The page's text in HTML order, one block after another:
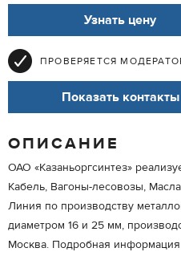
Узнать цену
ПРОВЕРЯЕТСЯ
Показать контакты
ОПИСАНИЕ
ОАО «Казаньоргсинтез»
Кабель, Вагоны-лесовозы,
Линия по производству
диаметром 16 и 25 мм,
Москва. Подробная информация